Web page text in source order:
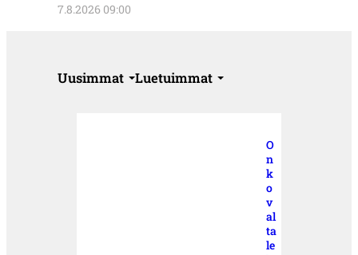
7.8.2026 09:00
Uusimmat Luetuimmat
O
n
k
o
v
al
ta
le